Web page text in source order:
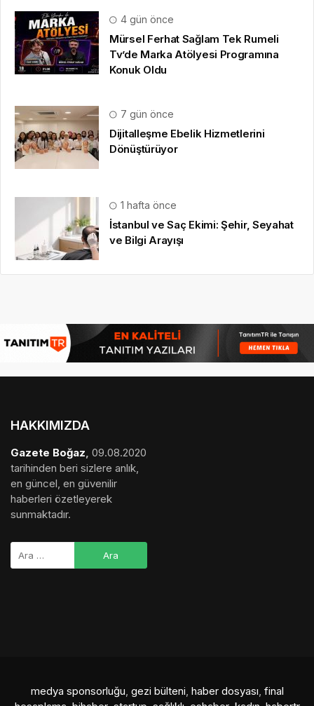
4 gün önce
Mürsel Ferhat Sağlam Tek Rumeli
Tv’de Marka Atölyesi Programına
Konuk Oldu
7 gün önce
Dijitalleşme Ebelik Hizmetlerini
Dönüştürüyor
1 hafta önce
İstanbul ve Saç Ekimi: Şehir, Seyahat
ve Bilgi Arayışı
HAKKIMIZDA
Gazete Boğaz, 09.08.2020
tarihinden beri sizlere anlık,
en güncel, en güvenilir
haberleri özetleyerek
sunmaktadır.
medya sponsorluğu, gezi bülteni, haber dosyası, final